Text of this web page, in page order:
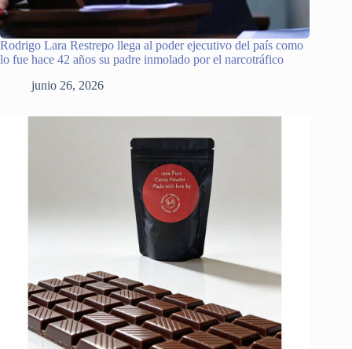
Rodrigo Lara Restrepo llega al poder ejecutivo del país como
lo fue hace 42 años su padre inmolado por el narcotráfico
junio 26, 2026